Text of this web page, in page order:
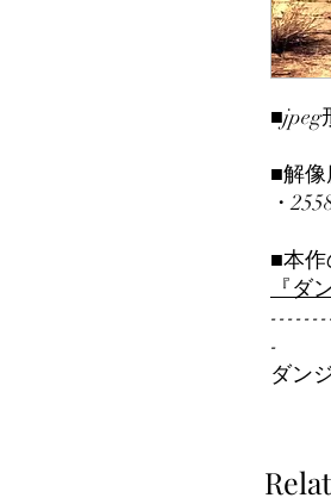
■jpeg
■解像
・
■本作
『ダ
-
ダン